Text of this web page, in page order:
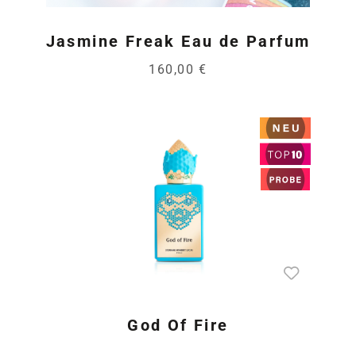
Jasmine Freak Eau de Parfum
160,00 €
God Of Fire